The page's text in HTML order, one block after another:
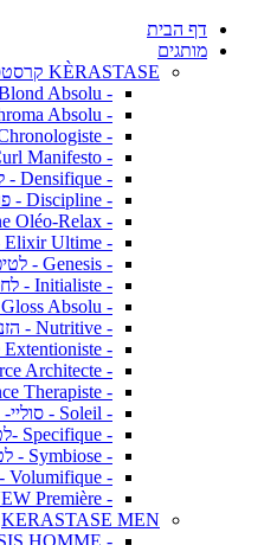
דף הבית
מותגים
KÈRASTASE קרסטס
- Blond Absolu-לבלונד המושלם
- Chroma Absolu - לשיער צבוע
- Chronologiste - אנטי אייג'ינג
- Curl Manifesto - לעיצוב וטיפוח תלתלים
- Densifique - לעיבוי שיער דליל וחלש
- Discipline - פרו קרטין לשיער מרדני
- Discipline Oléo-Relax - לשליטה בשיער נפוח
- Elixir Ultime - לשיער מבריק וזוהר
- Genesis - לטיפול בנשירת שיער
- Initialiste - לחידוש וחיזוק השיער
- NEW- Gloss Absolu- לברק עוצמתי
- Nutritive - הזנה עמוקה לשיער יבש
- Resistance Extentioniste -לחידוש וחיזוק אורכי השיער
- Resistance Force Architecte - לבניה וחיזוק של סיבי השיער
- Resistance Therapiste - לחידוש ושיקום שיער פגום מאד
- Soleil - סוליי- טיפוח לאחר חשיפה לשמש
- Specifique -לטיפול בבעיות קרקפת
- Symbiose - לטיפול בקשקשים
- Volumifique - להענקת נפח
- NEW Première - לשיקום שיער פגום
KERASTASE MEN
- GENESIS HOMME- לחיזוק ועיבוי השיער- חדש לגברים!